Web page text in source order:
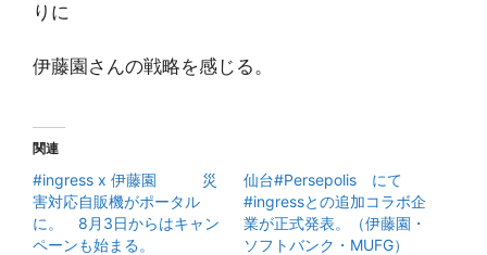
りに
伊藤園さんの戦略を感じる。
関連
#ingress x 伊藤園 災
害対応自販機がポータル
に。 8月3日からはキャン
ペーンも始まる。
仙台#Persepolis にて
#ingressとの追加コラボ企
業が正式発表。（伊藤園・
ソフトバンク・MUFG）